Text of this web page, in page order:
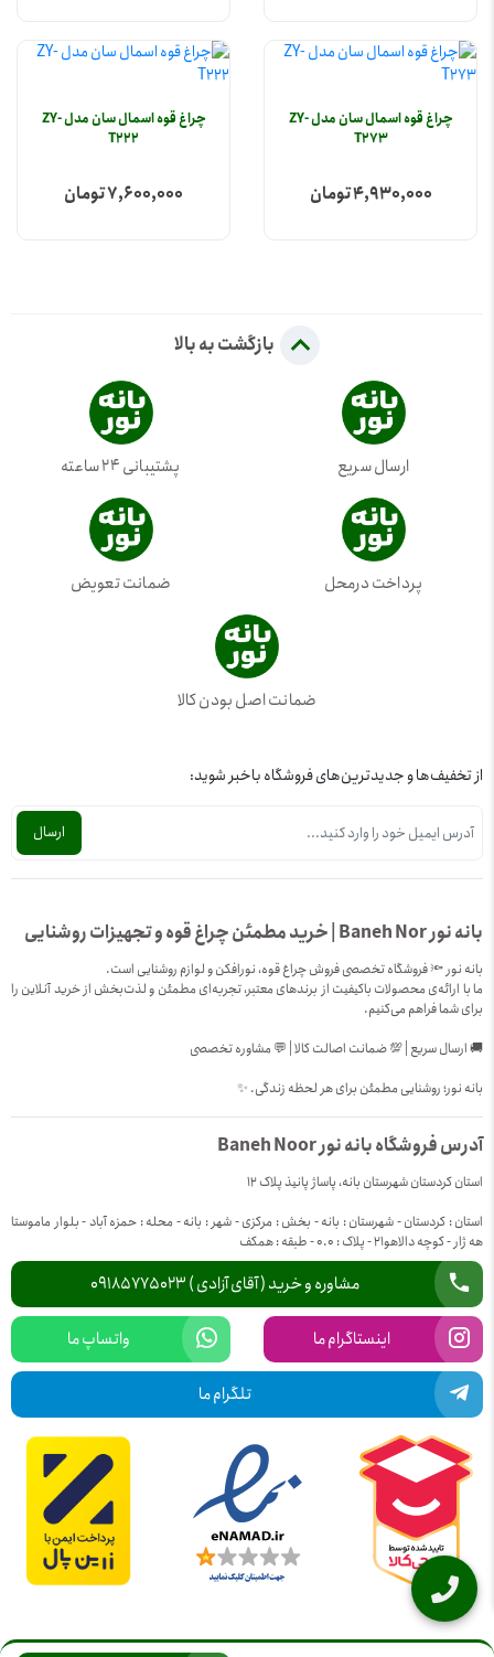
چراغ قوه اسمال سان مدل ZY-
T273
4,930,000 تومان
چراغ قوه اسمال سان مدل ZY-
T222
7,600,000 تومان
بازگشت به بالا
ارسال سریع پشتیبانی 24 ساعته
پرداخت درمحل ضمانت تعویض
ضمانت اصل بودن کالا
از تخفیف‌ها و جدیدترین‌های فروشگاه باخبر شوید:
بانه نور Baneh Nor | خرید مطمئن چراغ قوه و تجهیزات روشنایی
بانه نور 🔦 فروشگاه تخصصی فروش چراغ قوه، نورافکن و لوازم روشنایی است.
ما با ارائه‌ی محصولات باکیفیت از برندهای معتبر، تجربه‌ای مطمئن و لذت‌بخش از خرید آنلاین را
برای شما فراهم می‌کنیم.
🚚 ارسال سریع | 💯 ضمانت اصالت کالا | 💬 مشاوره تخصصی
بانه نور؛ روشنایی مطمئن برای هر لحظه زندگی. ✨
آدرس فروشگاه بانه نور Baneh Noor
استان کردستان شهرستان بانه، پاساژ پانیذ پلاک 12
استان : کردستان - شهرستان : بانه - بخش : مرکزی - شهر : بانه - محله : حمزه آباد - بلوار ماموستا
هه ژار - کوچه دالاهو21 - پلاک : 0.0 - طبقه : همکف
مشاوره و خرید ( آقای آزادی ) 09185775023
اینستاگرام ما واتساپ ما
تلگرام ما